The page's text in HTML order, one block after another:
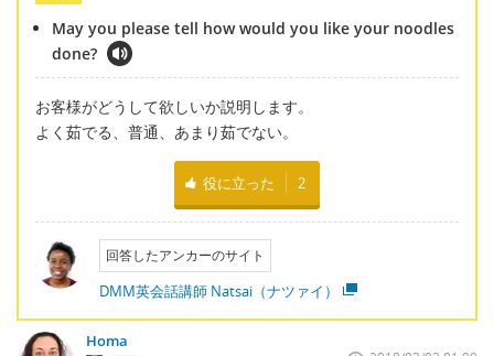
May you please tell how would you like your noodles
done?
お客様がどうして欲しいか説明します。
よく茹でる、普通、あまり茹でない。
役に立った 2
回答したアンカーのサイト
DMM英会話講師 Natsai（ナツァイ）
Homa